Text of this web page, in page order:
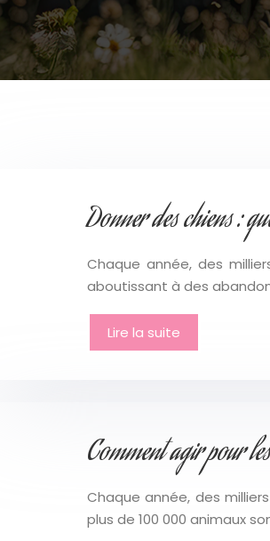
Donner des chiens :
Chaque année, des
aboutissant à des
Lire la suite
Comment agir pour
Chaque année, des
plus de 100 000 animaux